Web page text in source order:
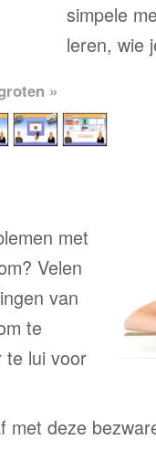
simpele
leren, wie
»
met
Velen
van
te
te lui voor
met deze